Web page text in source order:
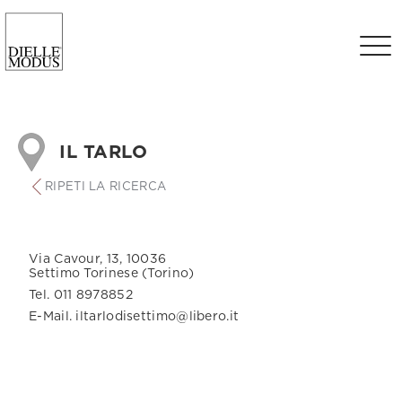
IL TARLO
RIPETI LA RICERCA
Via Cavour, 13, 10036
Settimo Torinese (Torino)
Tel. 011 8978852
E-Mail. iltarlodisettimo@libero.it